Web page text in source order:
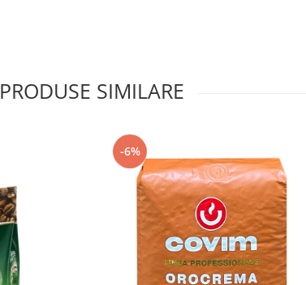
PRODUSE SIMILARE
-6%